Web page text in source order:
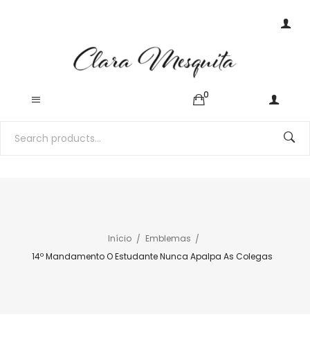
0
Início
Emblemas
14º Mandamento O Estudante Nunca Apalpa As Colegas